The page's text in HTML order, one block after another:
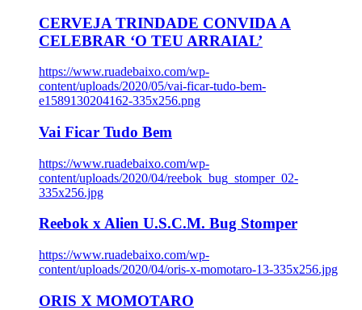
CERVEJA TRINDADE CONVIDA A
CELEBRAR ‘O TEU ARRAIAL’
https://www.ruadebaixo.com/wp-
content/uploads/2020/05/vai-ficar-tudo-bem-
e1589130204162-335x256.png
Vai Ficar Tudo Bem
https://www.ruadebaixo.com/wp-
content/uploads/2020/04/reebok_bug_stomper_02-
335x256.jpg
Reebok x Alien U.S.C.M. Bug Stomper
https://www.ruadebaixo.com/wp-
content/uploads/2020/04/oris-x-momotaro-13-335x256.jpg
ORIS X MOMOTARO